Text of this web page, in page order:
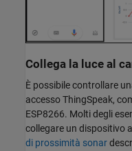
Collega la luce al
È possibile controllare
accesso ThingSpeak,
ESP8266. Molti degli
collegare un dispositivo
di prossimità sonar